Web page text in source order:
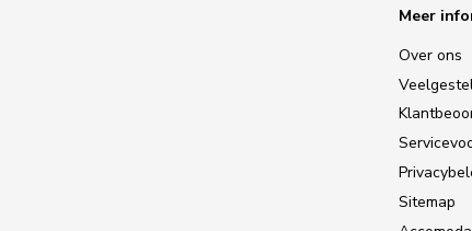
Meer
Over ons
Sitemap